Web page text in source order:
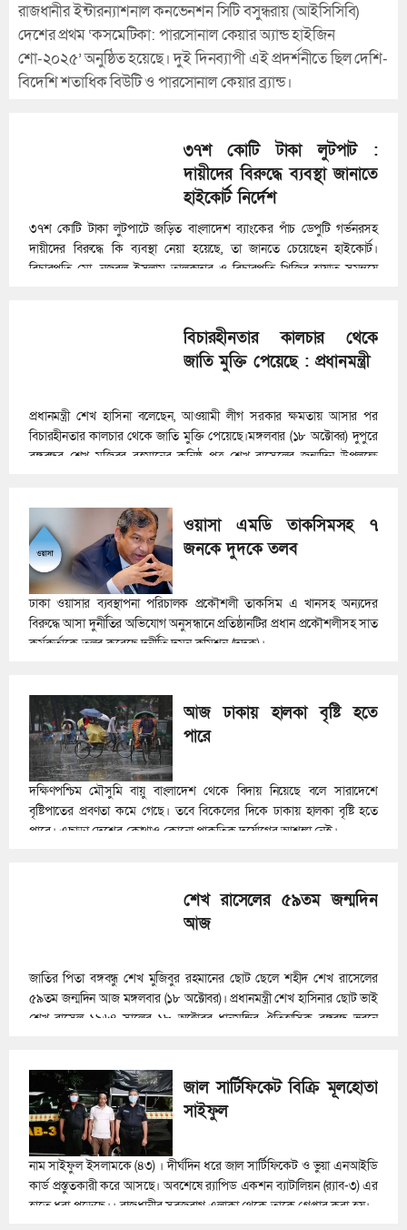
রাজধানীর ইন্টারন্যাশনাল কনভেনশন সিটি বসুন্ধরায় (আইসিসিবি)
দেশের প্রথম ‘কসমেটিকা: পারসোনাল কেয়ার অ্যান্ড হাইজিন
শো-২০২৫’ অনুষ্ঠিত হয়েছে। দুই দিনব্যাপী এই প্রদর্শনীতে ছিল দেশি-
বিদেশি শতাধিক বিউটি ও পারসোনাল কেয়ার ব্র্যান্ড।
৩৭শ কোটি টাকা লুটপাট :
দায়ীদের বিরুদ্ধে ব্যবস্থা জানাতে
হাইকোর্ট নির্দেশ
৩৭শ কোটি টাকা লুটপাটে জড়িত বাংলাদেশ ব্যাংকের পাঁচ ডেপুটি গর্ভনরসহ
দায়ীদের বিরুদ্ধে কি ব্যবস্থা নেয়া হয়েছে, তা জানতে চেয়েছেন হাইকোর্ট।
বিচারপতি মো. নজরল ইসলাম তালুকদার ও বিচারপতি খিজির হায়াত সমন্বয়ে
বিচারহীনতার কালচার থেকে
জাতি মুক্তি পেয়েছে : প্রধানমন্ত্রী
প্রধানমন্ত্রী শেখ হাসিনা বলেছেন, আওয়ামী লীগ সরকার ক্ষমতায় আসার পর
বিচারহীনতার কালচার থেকে জাতি মুক্তি পেয়েছে।মঙ্গলবার (১৮ অক্টোবর) দুপুরে
বঙ্গবন্ধুর শেখ মুজিবুর রহমানের কনিষ্ঠ পুত্র শেখ রাসেলের জন্মদিন উপলক্ষে
ওয়াসা এমডি তাকসিমসহ ৭
জনকে দুদকে তলব
ঢাকা ওয়াসার ব্যবস্থাপনা পরিচালক প্রকৌশলী তাকসিম এ খানসহ অন্যদের
বিরুদ্ধে আসা দুর্নীতির অভিযোগ অনুসন্ধানে প্রতিষ্ঠানটির প্রধান প্রকৌশলীসহ সাত
কর্মকর্তাকে তলব করেছে দুর্নীতি দমন কমিশন (দুদক)।
আজ ঢাকায় হালকা বৃষ্টি হতে
পারে
দক্ষিণপশ্চিম মৌসুমি বায়ু বাংলাদেশ থেকে বিদায় নিয়েছে বলে সারাদেশে
বৃষ্টিপাতের প্রবণতা কমে গেছে। তবে বিকেলের দিকে ঢাকায় হালকা বৃষ্টি হতে
পারে। এছাড়া দেশের কোথাও কোনো প্রাকৃতিক দুর্যোগের আশঙ্কা নেই।
শেখ রাসেলের ৫৯তম জন্মদিন
আজ
জাতির পিতা বঙ্গবন্ধু শেখ মুজিবুর রহমানের ছোট ছেলে শহীদ শেখ রাসেলের
৫৯তম জন্মদিন আজ মঙ্গলবার (১৮ অক্টোবর)। প্রধানমন্ত্রী শেখ হাসিনার ছোট ভাই
শেখ রাসেল ১৯৬৪ সালের ১৮ অক্টোবর ধানমন্ডির ঐতিহাসিক বঙ্গবন্ধু ভবনে
জাল সার্টিফিকেট বিক্রি মূলহোতা
সাইফুল
নাম সাইফুল ইসলামকে (৪৩) । দীর্ঘদিন ধরে জাল সার্টিফিকেট ও ভুয়া এনআইডি
কার্ড প্রস্তুতকারী করে আসছে। অবশেষে র‍্যাপিড একশন ব্যাটালিয়ন (র‍্যাব-৩) এর
হাতে ধরা পড়েছে।। রাজধানীর সবুজবাগ এলাকা থেকে তাকে গ্রেপ্তার করা হয়।